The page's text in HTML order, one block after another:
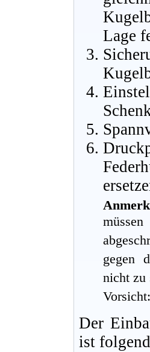
Lage
gegen
nicht zu
Der
ist